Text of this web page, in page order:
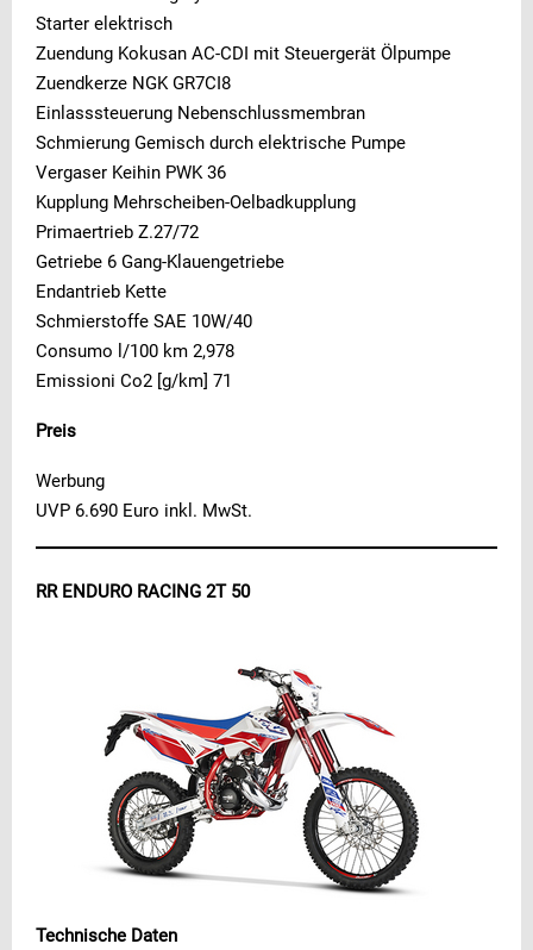
Starter elektrisch
Zuendung Kokusan AC-CDI mit Steuergerät Ölpumpe
Zuendkerze NGK GR7CI8
Einlasssteuerung Nebenschlussmembran
Schmierung Gemisch durch elektrische Pumpe
Vergaser Keihin PWK 36
Kupplung Mehrscheiben-Oelbadkupplung
Primaertrieb Z.27/72
Getriebe 6 Gang-Klauengetriebe
Endantrieb Kette
Schmierstoffe SAE 10W/40
Consumo l/100 km 2,978
Emissioni Co2 [g/km] 71
Preis
Werbung
UVP 6.690 Euro inkl. MwSt.
RR ENDURO RACING 2T 50
Technische Daten